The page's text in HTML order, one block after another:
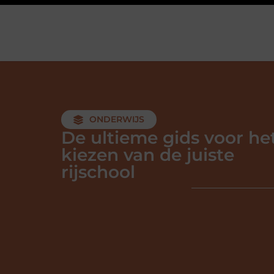
ONDERWIJS
De ultieme gids voor
kiezen van de juiste
rijschool